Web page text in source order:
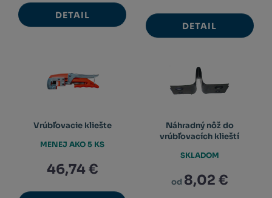
DETAIL
DETAIL
Vrúbľovacie kliešte
46,74 €
MENEJ AKO 5 KS
Náhradný nôž do
vrúbľovacích klieští
od 8,02 €
SKLADOM